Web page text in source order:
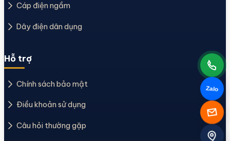
Cáp điện ngầm
Dây điện dân dụng
Hỗ trợ
Chính sách bảo mật
Điều khoản sử dụng
Câu hỏi thường gặp
Zalo